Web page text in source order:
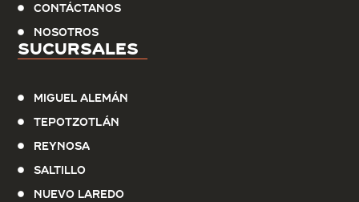
Sucursales
Miguel Alemán
Tepotzotlán
Reynosa
Saltillo
Nuevo Laredo
Contáctanos
Nosotros